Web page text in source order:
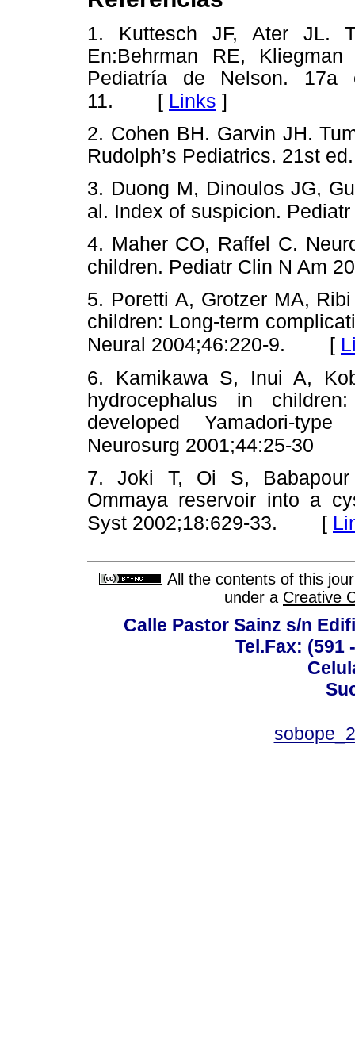
1. Kuttesch JF, Ater JL.
En:Behrman RE,
Pediatría de Nelson. 17a
11. [ Links ]
2. Cohen BH. Garvin JH.
Rudolph’s Pediatrics. 21st
3. Duong M, Dinoulos JG,
al. Index of suspicion.
4. Maher CO, Raffel C.
children. Pediatr Clin N Am
5. Poretti A, Grotzer MA,
children: Long-term
Neural 2004;46:220-9. [
6. Kamikawa S, Inui A,
hydrocephalus in
developed Yamadori-
Neurosurg 2001;44:25-30
7. Joki T, Oi S, Babapour
Ommaya reservoir into a
Syst 2002;18:629-33. [
All the contents of this
under a Creative
Calle Pastor Sainz s/n
Tel.Fax: (591